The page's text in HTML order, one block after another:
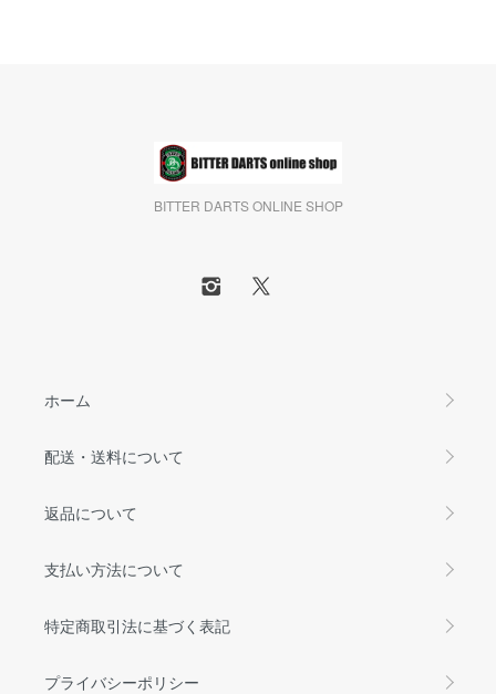
BITTER DARTS ONLINE SHOP
ホーム
配送・送料について
返品について
支払い方法について
特定商取引法に基づく表記
プライバシーポリシー